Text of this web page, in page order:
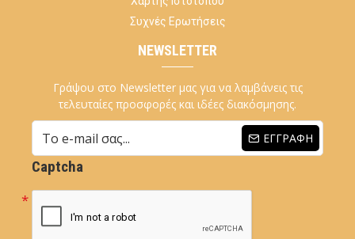
Συχνές Ερωτήσεις
NEWSLETTER
Γράψου στο Newsletter μας για να λαμβάνεις τις
τελευταίες προσφορές και ιδέες διακόσμησης.
ΕΓΓΡΑΦΉ
Captcha